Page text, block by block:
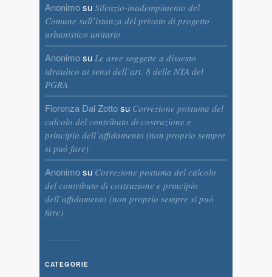
Anonimosu Silenzio-inadempimento del
Comune sull’istanza del privato di progetto
urbanistico unitario
Anonimosu Le aree soggette a dissesto
idraulico ai sensi dell’art. 8 delle NTA del
PGRA
Fiorenza Dal Zottosu Correzione postuma del
calcolo del contributo di costruzione e
principio dell’affidamento (non proprio sempre
si può fare)
Anonimosu Correzione postuma del calcolo
del contributo di costruzione e principio
dell’affidamento (non proprio sempre si può
fare)
CATEGORIE